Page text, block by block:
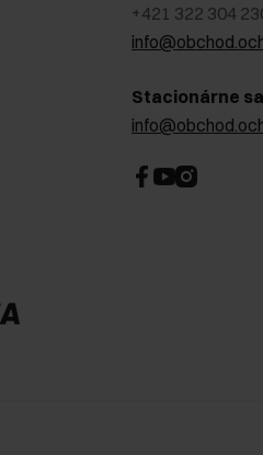
+421 322 304
Stacionárne